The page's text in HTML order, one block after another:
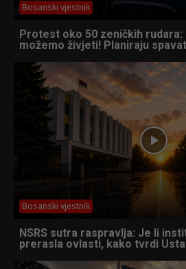
Bosanski vjestnik
Protest oko 50 zeničkih rudara:
možemo živjeti! Planiraju
Bosanski vjestnik
NSRS sutra raspravlja: Je li
prerasla ovlasti, kako tvrdi